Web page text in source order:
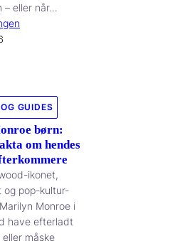
– eller når…
GUIDES
børn:
om hendes
ikonet,
og pop-kultur-
Monroe i
have efterladt
måske